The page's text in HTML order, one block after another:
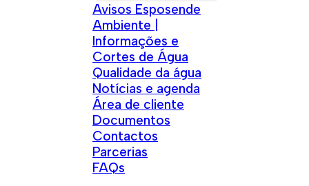
Avisos Esposende
Ambiente |
Informações e
Cortes de Água
Qualidade da água
Notícias e agenda
Área de cliente
Documentos
Contactos
Parcerias
FAQs